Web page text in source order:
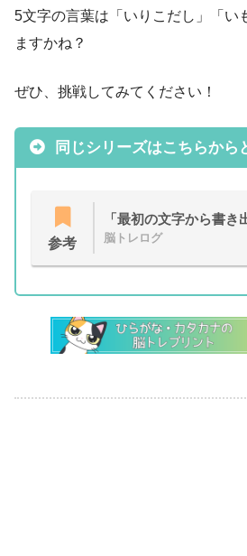
5文字の言葉は「いりこだし」「い
ますかね？
ぜひ、挑戦してみてください！
同じシリーズはこちらから
参考
「最初の文字から書き
脳トレログ